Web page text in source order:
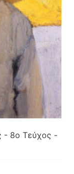
- 8ο Τεύχος -